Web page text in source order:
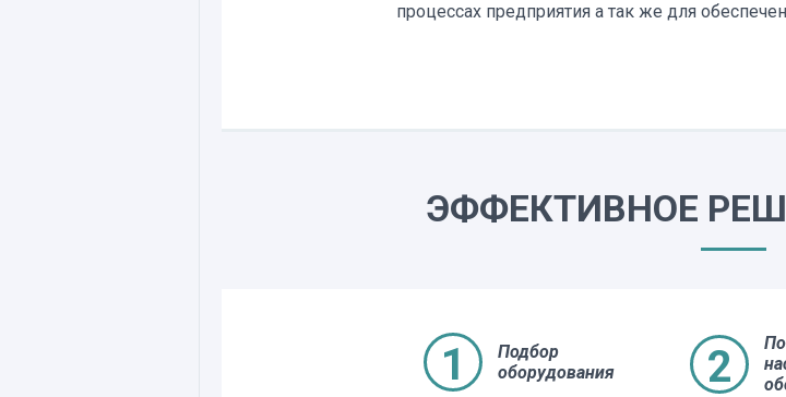
процессах предприятия а так же для
ЭФФЕКТИВНОЕ
Подбор
оборудования